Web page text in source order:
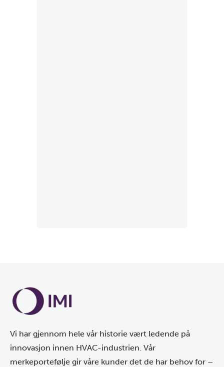
Vi har gjennom hele vår historie vært ledende på
innovasjon innen HVAC-industrien. Vår
merkeportefølje gir våre kunder det de har behov for –